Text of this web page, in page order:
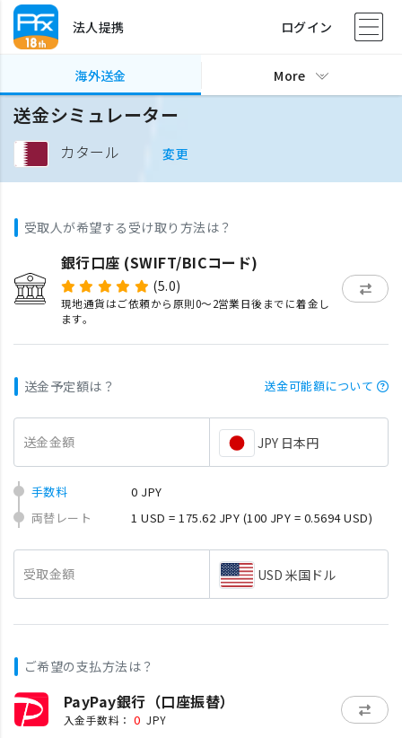
法人提携 ログイン
海外送金 More
送金シミュレーター
カタール 変更
受取人が希望する受け取り方法は？
銀行口座 (SWIFT/BICコード)
(5.0)
現地通貨はご依頼から原則0〜2営業日後までに着金し
ます。
送金予定額は？ 送金可能額について
送金金額 JPY 日本円
手数料
0 JPY
両替レート
1 USD = 175.62 JPY (100 JPY = 0.5694 USD)
受取金額 USD 米国ドル
ご希望の支払方法は？
PayPay銀行（口座振替）
入金手数料： 0 JPY